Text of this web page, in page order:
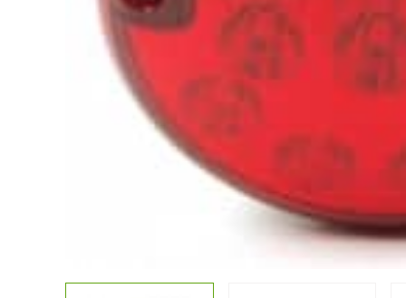
Vorteilsverpackunge
Lichtplanung